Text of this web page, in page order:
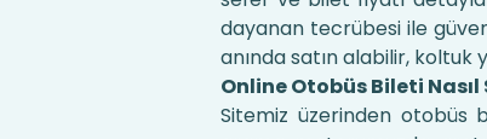
dayanan tecrübesi ile
anında satın alabilir, koltuk
Online Otobüs Bileti
Sitemiz üzerinden otobüs